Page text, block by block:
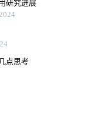
研究进展
点思考